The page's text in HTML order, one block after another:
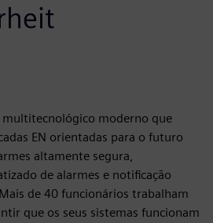
multitecnológico moderno que
EN orientadas para o futuro
altamente segura,
de alarmes e notificação
de 40 funcionários trabalham
que os seus sistemas funcionam